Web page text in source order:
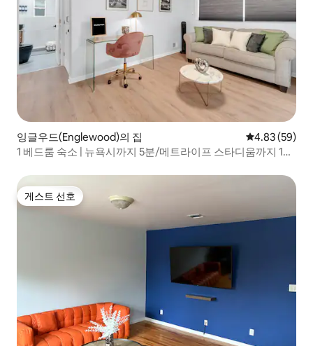
잉글우드(Englewood)의 집 평점 4.83점(5
4.83 (59)
1 베드룸 숙소 | 뉴욕시까지 5분/메트라이프 스타디움까지 10
게스트 선호
게스트 선호